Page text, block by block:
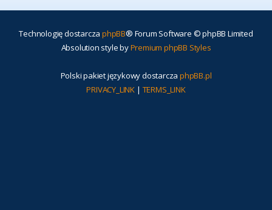
Technologię dostarcza phpBB® Forum Software © phpBB Limited
Absolution style byPremium phpBB Styles
Polski pakiet językowy dostarcza phpBB.pl
PRIVACY_LINK | TERMS_LINK